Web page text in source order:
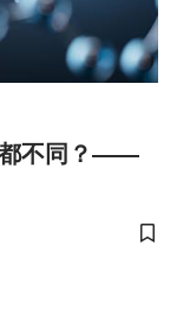
都不同？——
儲